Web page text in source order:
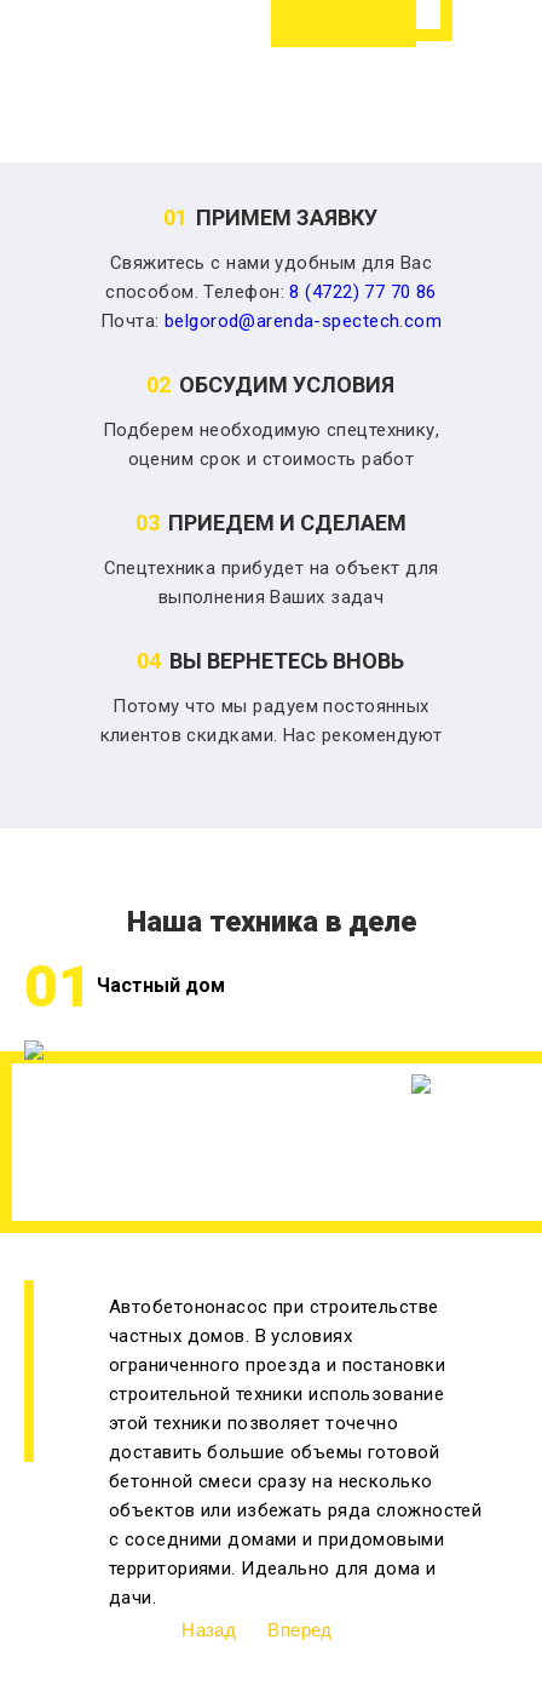
01 ПРИМЕМ ЗАЯВКУ
Свяжитесь с нами удобным для Вас
способом. Телефон:8 (4722) 77 70 86
Почта: belgorod@arenda-spectech.com
02 ОБСУДИМ УСЛОВИЯ
Подберем необходимую спецтехнику,
оценим срок и стоимость работ
03 ПРИЕДЕМ И СДЕЛАЕМ
Спецтехника прибудет на объект для
выполнения Ваших задач
04 ВЫ ВЕРНЕТЕСЬ ВНОВЬ
Потому что мы радуем постоянных
клиентов скидками. Нас рекомендуют
Наша техника в деле
01 Частный дом
Автобетононасос при строительстве
частных домов. В условиях
ограниченного проезда и постановки
строительной техники использование
этой техники позволяет точечно
доставить большие объемы готовой
бетонной смеси сразу на несколько
объектов или избежать ряда сложностей
с соседними домами и придомовыми
территориями. Идеально для дома и
дачи.
Назад Вперед